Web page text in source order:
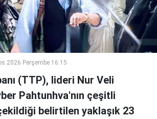
2026 Perşembe 16:15
(TTP), lideri Nur Veli
Pahtunhva'nın çeşitli
belirtilen yaklaşık 23